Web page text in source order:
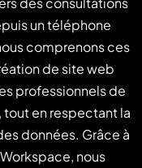
un téléphone
comprenons ces
de site web
professionnels de
en respectant la
données. Grâce à
nous